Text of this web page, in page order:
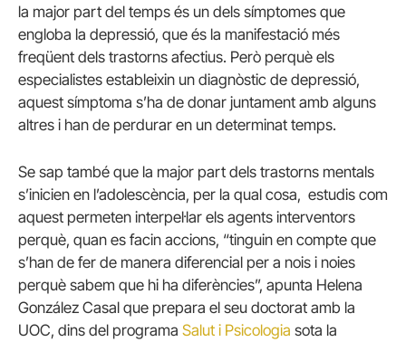
la major part del temps és un dels símptomes que
engloba la depressió, que és la manifestació més
freqüent dels trastorns afectius. Però perquè els
especialistes estableixin un diagnòstic de depressió,
aquest símptoma s’ha de donar juntament amb alguns
altres i han de perdurar en un determinat temps.
Se sap també que la major part dels trastorns mentals
s’inicien en l’adolescència, per la qual cosa, estudis com
aquest permeten interpel·lar els agents interventors
perquè, quan es facin accions, “tinguin en compte que
s’han de fer de manera diferencial per a nois i noies
perquè sabem que hi ha diferències”, apunta Helena
González Casal que prepara el seu doctorat amb la
UOC, dins del programa Salut i Psicologia sota la